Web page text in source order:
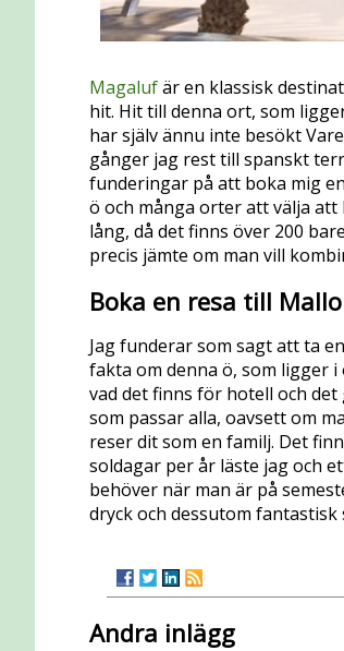
Magalufär en klassisk
hit. Hit till denna ort, som
har själv ännu inte besökt
gånger jag rest till spanskt
funderingar på att boka mig
ö och många orter att välja
lång, då det finns över 200
precis jämte om man vill
Boka en resa till
Jag funderar som sagt att ta
fakta om denna ö, som ligger
vad det finns för hotell och
som passar alla, oavsett om
reser dit som en familj. Det
soldagar per år läste jag och
behöver när man är på
dryck och dessutom fantastisk
Andra inlägg